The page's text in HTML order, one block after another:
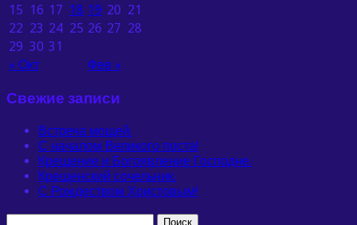
« Окт Фев »
15 16 17 18 19 20 21
22 23 24 25 26 27 28
29 30 31
Свежие записи
Встреча мощей.
С началом Великого поста!
Крещение и Богоявление Господне.
Крещенский сочельник.
С Рождеством Христовым!